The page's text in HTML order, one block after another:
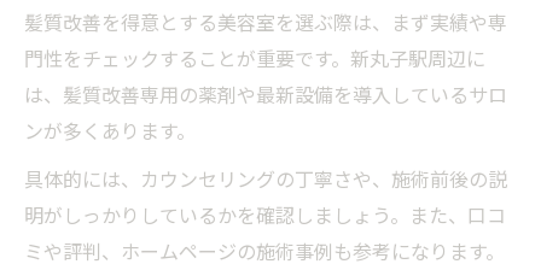
髪質改善を得意とする美容室を選ぶ際は、まず実績や専
門性をチェックすることが重要です。新丸子駅周辺に
は、髪質改善専用の薬剤や最新設備を導入しているサロ
ンが多くあります。
具体的には、カウンセリングの丁寧さや、施術前後の説
明がしっかりしているかを確認しましょう。また、口コ
ミや評判、ホームページの施術事例も参考になります。